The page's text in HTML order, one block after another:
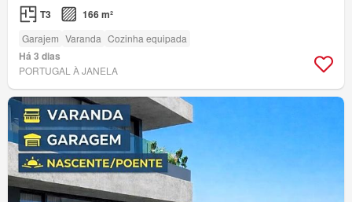
T3 166 m²
Garajem Varanda Cozinha equipada
Há 3 dias
PORTUGAL À JANELA